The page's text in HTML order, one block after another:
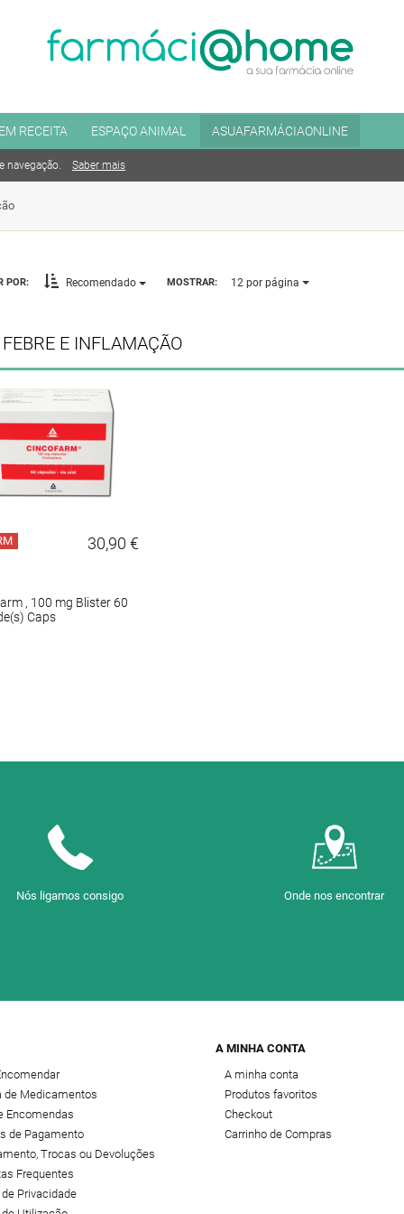
RECEITA ESPAÇO ANIMAL ASUAFARMÁCIAONLINE
navegação. Saber mais
POR: Recomendado MOSTRAR: 12 por página
E INFLAMAÇÃO
30,90 €
, 100 mg Blister 60
Caps
Nós ligamos consigo Onde nos encontrar
de Medicamentos
Encomendas
de Pagamento
Trocas ou Devoluções
Frequentes
Privacidade
A MINHA CONTA
A minha conta
Produtos favoritos
Checkout
Carrinho de Compras